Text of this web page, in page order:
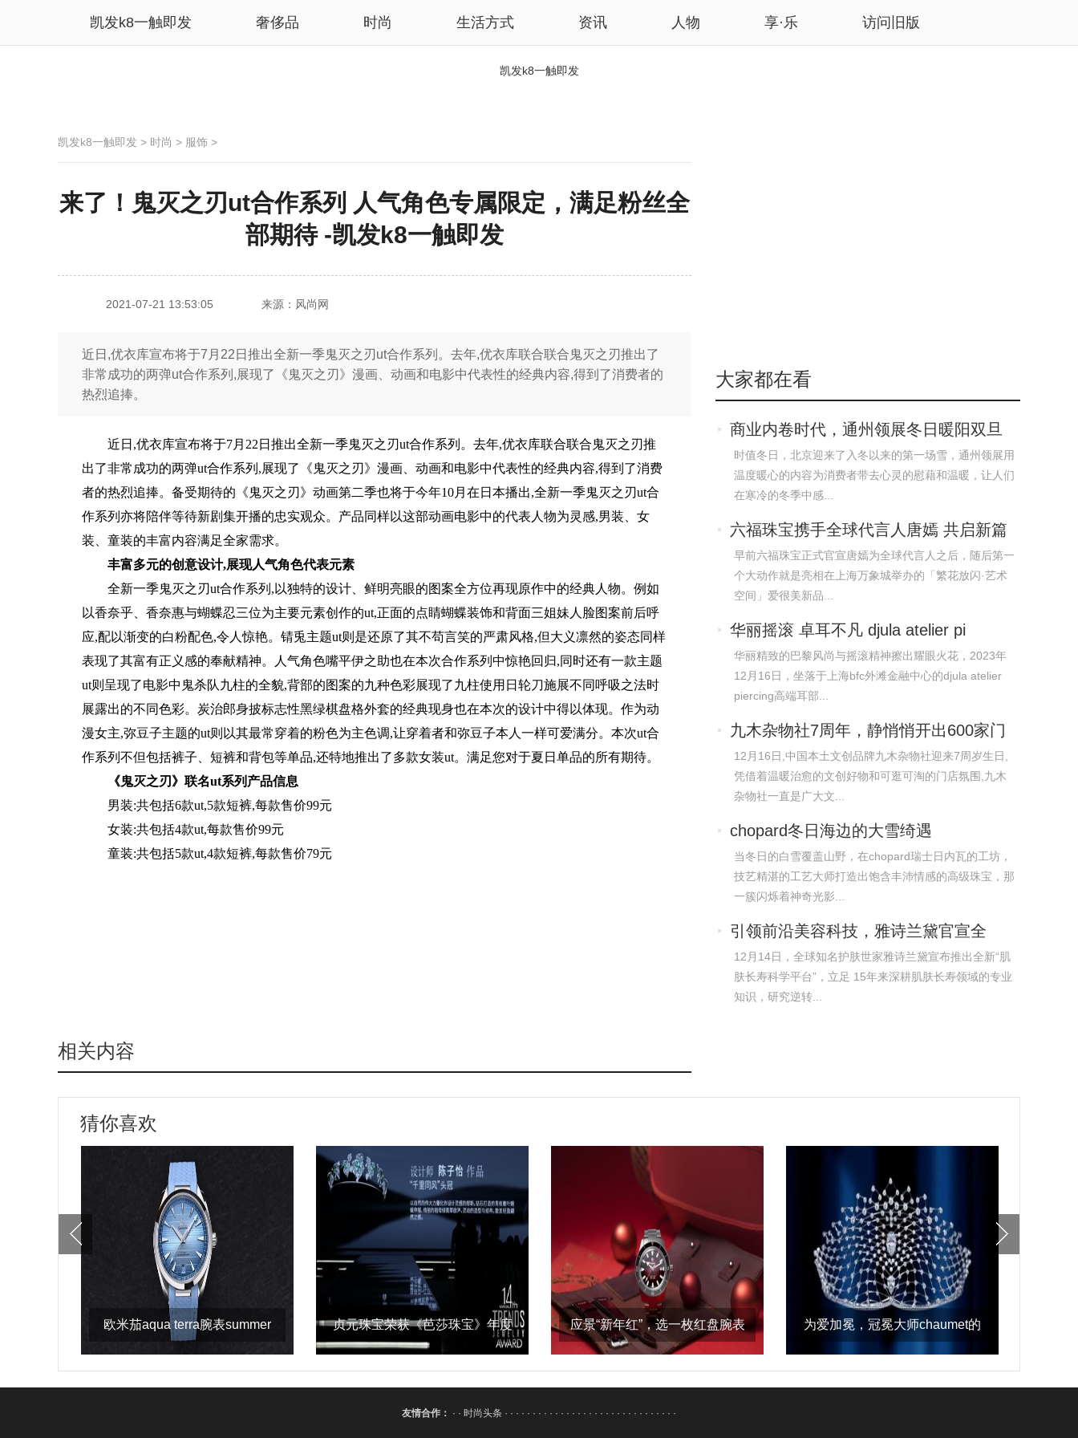
凯发k8一触即发 奢侈品 时尚 生活方式 资讯 人物 享·乐 访问旧版
凯发k8一触即发
凯发k8一触即发 > 时尚 > 服饰 >
来了！鬼灭之刃ut合作系列 人气角色专属限定，满足粉丝全
部期待 -凯发k8一触即发
2021-07-21 13:53:05 来源：风尚网
近日,优衣库宣布将于7月22日推出全新一季鬼灭之刃ut合作系列。去年,优衣库联合联合鬼灭之刃推出了
非常成功的两弹ut合作系列,展现了《鬼灭之刃》漫画、动画和电影中代表性的经典内容,得到了消费者的
热烈追捧。
近日,优衣库宣布将于7月22日推出全新一季鬼灭之刃ut合作系列。去年,优衣库联合联合鬼灭之刃推
出了非常成功的两弹ut合作系列,展现了《鬼灭之刃》漫画、动画和电影中代表性的经典内容,得到了消费
者的热烈追捧。备受期待的《鬼灭之刃》动画第二季也将于今年10月在日本播出,全新一季鬼灭之刃ut合
作系列亦将陪伴等待新剧集开播的忠实观众。产品同样以这部动画电影中的代表人物为灵感,男装、女
装、童装的丰富内容满足全家需求。
丰富多元的创意设计,展现人气角色代表元素
全新一季鬼灭之刃ut合作系列,以独特的设计、鲜明亮眼的图案全方位再现原作中的经典人物。例如
以香奈乎、香奈惠与蝴蝶忍三位为主要元素创作的ut,正面的点睛蝴蝶装饰和背面三姐妹人脸图案前后呼
应,配以渐变的白粉配色,令人惊艳。锖兎主题ut则是还原了其不苟言笑的严肃风格,但大义凛然的姿态同样
表现了其富有正义感的奉献精神。人气角色嘴平伊之助也在本次合作系列中惊艳回归,同时还有一款主题
ut则呈现了电影中鬼杀队九柱的全貌,背部的图案的九种色彩展现了九柱使用日轮刀施展不同呼吸之法时
展露出的不同色彩。炭治郎身披标志性黑绿棋盘格外套的经典现身也在本次的设计中得以体现。作为动
漫女主,弥豆子主题的ut则以其最常穿着的粉色为主色调,让穿着者和弥豆子本人一样可爱满分。本次ut合
作系列不但包括裤子、短裤和背包等单品,还特地推出了多款女装ut。满足您对于夏日单品的所有期待。
《鬼灭之刃》联名ut系列产品信息
男装:共包括6款ut,5款短裤,每款售价99元
女装:共包括4款ut,每款售价99元
童装:共包括5款ut,4款短裤,每款售价79元
大家都在看
商业内卷时代，通州领展冬日暖阳双旦
派对加
时值冬日，北京迎来了入冬以来的第一场雪，通州领展用
温度暖心的内容为消费者带去心灵的慰藉和温暖，让人们
在寒冷的冬季中感...
六福珠宝携手全球代言人唐嫣 共启新篇
章
早前六福珠宝正式官宣唐嫣为全球代言人之后，随后第一
个大动作就是亮相在上海万象城举办的「繁花放闪·艺术
空间」爱很美新品...
华丽摇滚 卓耳不凡 djula atelier pi
华丽精致的巴黎风尚与摇滚精神擦出耀眼火花，2023年
12月16日，坐落于上海bfc外滩金融中心的djula atelier
piercing高端耳部...
九木杂物社7周年，静悄悄开出600家门
店
12月16日,中国本土文创品牌九木杂物社迎来7周岁生日,
凭借着温暖治愈的文创好物和可逛可淘的门店氛围,九木
杂物社一直是广大文...
chopard冬日海边的大雪绮遇
当冬日的白雪覆盖山野，在chopard瑞士日内瓦的工坊，
技艺精湛的工艺大师打造出饱含丰沛情感的高级珠宝，那
一簇闪烁着神奇光影...
引领前沿美容科技，雅诗兰黛官宣全
新“肌肤
12月14日，全球知名护肤世家雅诗兰黛宣布推出全新“肌
肤长寿科学平台”，立足 15年来深耕肌肤长寿领域的专业
知识，研究逆转...
相关内容
猜你喜欢
欧米茄aqua terra腕表summer
blue款 最
贞元珠宝荣获《芭莎珠宝》年度
设计师品牌精
应景“新年红”，选一枚红盘腕表
陪你过年吧
为爱加冕，冠冕大师chaumet的
传奇爱情桂冠
友情合作： · · 时尚头条 · · · · · · · · · · · · · · · · · · · · · · · · · · · · · · ·